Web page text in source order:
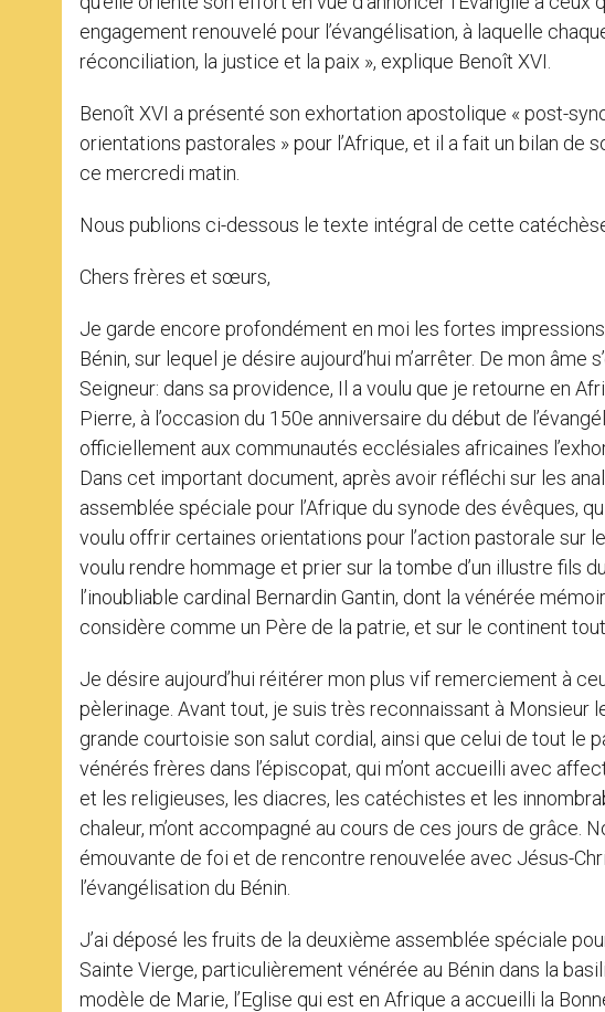
engagement renouvelé pour l’évangélisation, à laquelle
réconciliation, la justice et la paix », explique Benoît XVI.
Benoît XVI a présenté son exhortation apostolique « post-
orientations pastorales » pour l’Afrique, et il a fait un bilan de
ce mercredi matin.
Nous publions ci-dessous le texte intégral de cette
Chers frères et sœurs,
Je garde encore profondément en moi les fortes
Bénin, sur lequel je désire aujourd’hui m’arrêter. De mon
Seigneur: dans sa providence, Il a voulu que je retourne en
Pierre, à l’occasion du 150e anniversaire du début de
officiellement aux communautés ecclésiales africaines
Dans cet important document, après avoir réfléchi sur les
assemblée spéciale pour l’Afrique du synode des évêques,
voulu offrir certaines orientations pour l’action pastorale sur
voulu rendre hommage et prier sur la tombe d’un illustre fils
l’inoubliable cardinal Bernardin Gantin, dont la vénérée
considère comme un Père de la patrie, et sur le continent
Je désire aujourd’hui réitérer mon plus vif remerciement à
pèlerinage. Avant tout, je suis très reconnaissant à Monsieur
grande courtoisie son salut cordial, ainsi que celui de tout le
vénérés frères dans l’épiscopat, qui m’ont accueilli avec
et les religieuses, les diacres, les catéchistes et les
chaleur, m’ont accompagné au cours de ces jours de grâce.
émouvante de foi et de rencontre renouvelée avec Jésus-
l’évangélisation du Bénin.
J’ai déposé les fruits de la deuxième assemblée spéciale
Sainte Vierge, particulièrement vénérée au Bénin dans la
modèle de Marie, l’Eglise qui est en Afrique a accueilli la